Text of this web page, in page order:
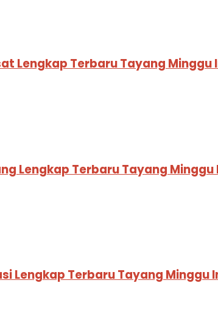
Lengkap Terbaru Tayang Minggu
Lengkap Terbaru Tayang Minggu
Lengkap Terbaru Tayang Minggu